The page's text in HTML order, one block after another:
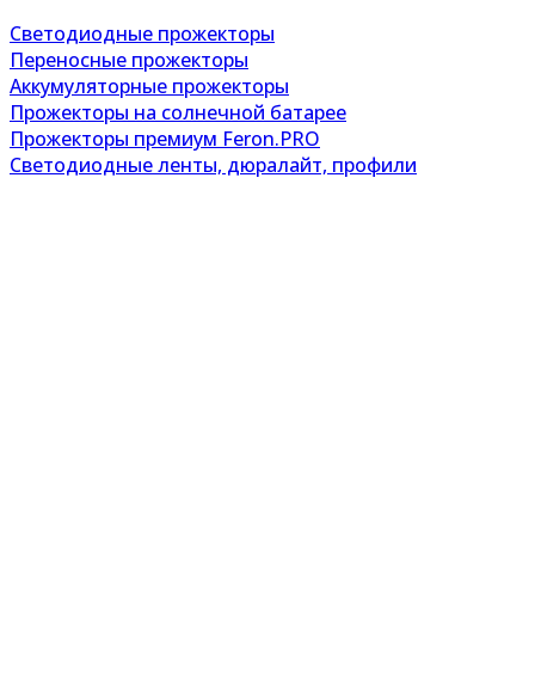
Светодиодные прожекторы
Переносные прожекторы
Аккумуляторные прожекторы
Прожекторы на солнечной батарее
Прожекторы премиум Feron.PRO
Светодиодные ленты, дюралайт, профили